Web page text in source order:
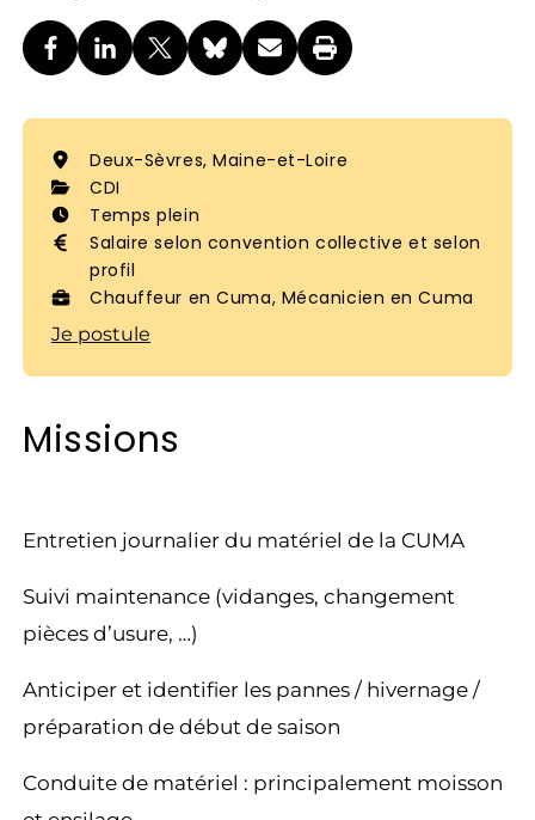
Deux-Sèvres, Maine-et-Loire
CDI
Temps plein
Salaire selon convention collective et selon
profil
Chauffeur en Cuma, Mécanicien en Cuma
Je postule
Missions
Entretien journalier du matériel de la CUMA
Suivi maintenance (vidanges, changement
pièces d’usure, …)
Anticiper et identifier les pannes / hivernage /
préparation de début de saison
Conduite de matériel : principalement moisson